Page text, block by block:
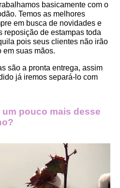
basicamente com o
Temos as melhores
em busca de novidades e
reposição de estampas toda
pois seus clientes não irão
em suas mãos.
são a pronta entrega, assim
já iremos separá-lo com
pouco mais desse